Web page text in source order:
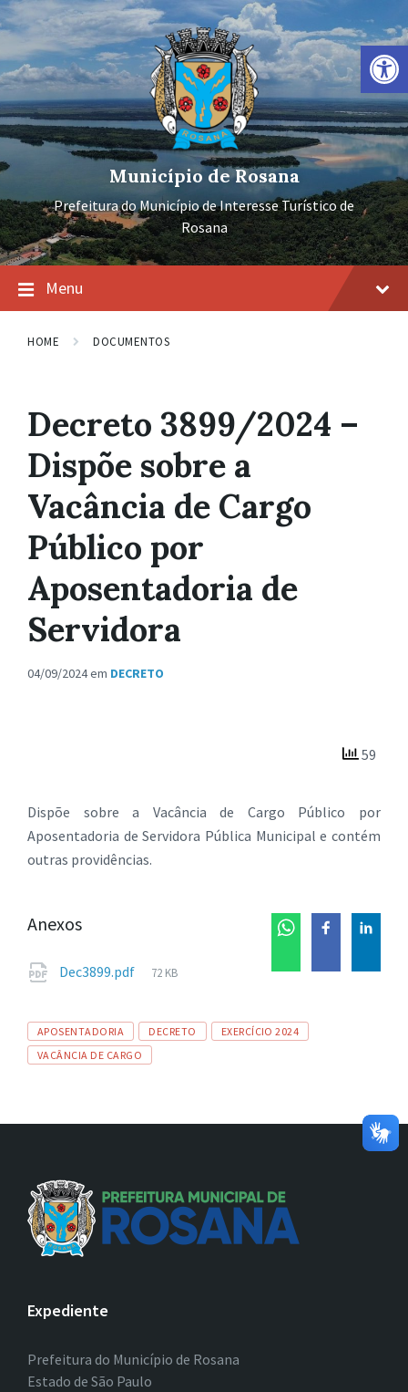
Barra de Ferramentas Aberta
Ir
para
conteúdo
Pular
para
navegação
principal
Pular
para
rodapé
Município de Rosana
Prefeitura do Município de Interesse Turístico de
Rosana
Menu
HOME DOCUMENTOS
Decreto 3899/2024 –
Dispõe sobre a
Vacância de Cargo
Público por
Aposentadoria de
Servidora
04/09/2024em DECRETO
59
Dispõe sobre a Vacância de Cargo Público por
Aposentadoria de Servidora Pública Municipal e contém
outras providências.
Anexos
Dec3899.pdf
Tamanho
72 KB
Tags
APOSENTADORIA DECRETO
EXERCÍCIO 2024
VACÂNCIA DE CARGO
Expediente
Prefeitura do Município de Rosana
Estado de São Paulo